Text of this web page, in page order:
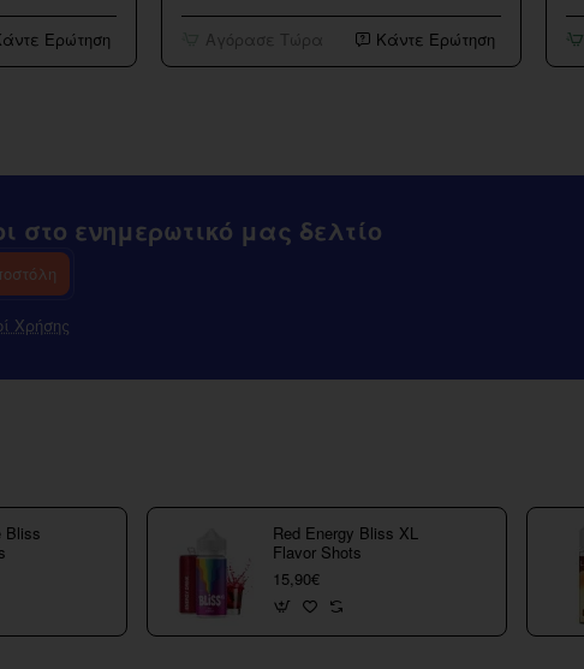
Ερώτηση
Spark
Αγόρασε Τώρα Κάντε Ερώτηση
ενημερωτικό μας δελτίο
Χρήσης
Bliss
Red Energy Bliss XL
Flavor Shots
15,90€